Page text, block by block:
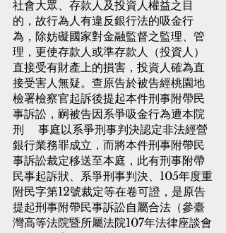
社會大眾、存款人及投資人權益之目
的，故行為人有違反銀行法的吸金行
為，除妨礙國家對金融監督之監理、管
理，更使存款人或準存款人（投資人）
直接受有財產上的損害，投資人確為直
接受害人無疑。查原告於被告經桃園地
檢署檢察官起訴後提起本件刑事附帶民
事訴訟，嗣被告因系爭吸金行為遭本院
刑    事庭以系爭刑事判決認定非法經營
銀行業務罪成立，而將本件刑事附帶民
事訴訟裁定移送至本庭，此有刑事附帶
民事起訴狀、系爭刑事判決、105年度重
附民字第12號裁定等在卷可證，是原告
提起刑事附帶民事訴訟自屬合法（參臺
灣高等法院暨所屬法院107年法律座談會